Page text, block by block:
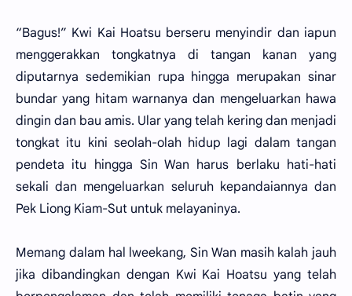
“Bagus!” Kwi Kai Hoatsu berseru menyindir dan iapun
menggerakkan tongkatnya di tangan kanan yang
diputarnya sedemikian rupa hingga merupakan sinar
bundar yang hitam warnanya dan mengeluarkan hawa
dingin dan bau amis. Ular yang telah kering dan menjadi
tongkat itu kini seolah-olah hidup lagi dalam tangan
pendeta itu hingga Sin Wan harus berlaku hati-hati
sekali dan mengeluarkan seluruh kepandaiannya dan
Pek Liong Kiam-Sut untuk melayaninya.
Memang dalam hal lweekang, Sin Wan masih kalah jauh
jika dibandingkan dengan Kwi Kai Hoatsu yang telah